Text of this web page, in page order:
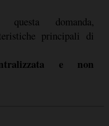
domanda,
principali di
e non